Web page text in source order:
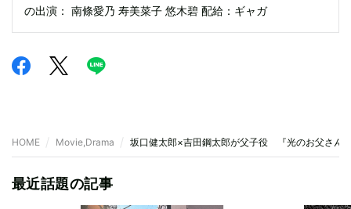
の出演： 南條愛乃 寿美菜子 悠木碧 配給：ギャガ
HOME Movie,Drama 坂口健太郎×吉田鋼太郎が父子役 『光のお父さん
最近話題の記事